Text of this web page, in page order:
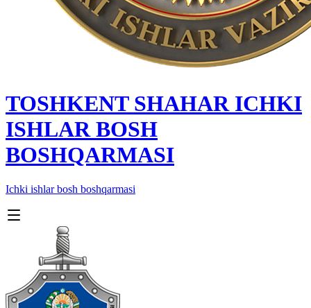
TOSHKENT SHAHAR IСHKI
ISHLAR BOSH
BOSHQARMASI
Ichki ishlar bosh boshqarmasi